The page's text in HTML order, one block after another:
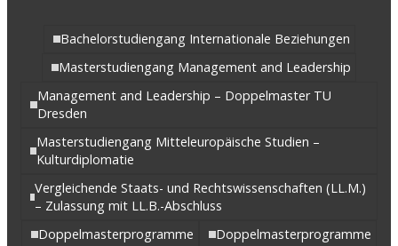
Bachelorstudiengang Internationale Beziehungen
Masterstudiengang Management and Leadership
Management and Leadership – Doppelmaster TU
Dresden
Masterstudiengang Mitteleuropäische Studien –
Kulturdiplomatie
Vergleichende Staats- und Rechtswissenschaften (LL.M.)
– Zulassung mit LL.B.-Abschluss
Doppelmasterprogramme
Doppelmasterprogramme